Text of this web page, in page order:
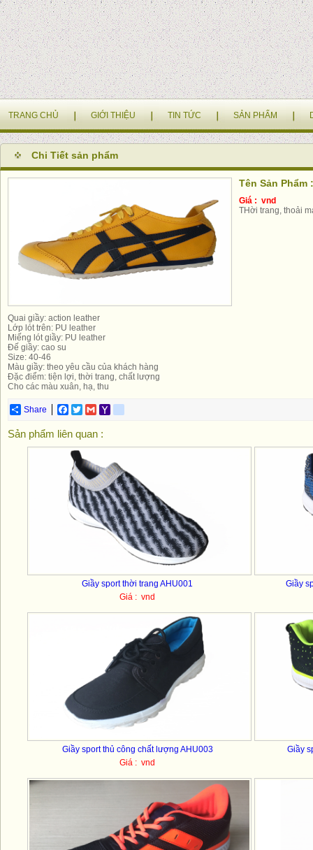
TRANG CHỦ GIỚI THIỆU TIN TỨC SẢN PHẨM
Chi Tiết sản phẩm
Tên Sản Phẩm
Giá : vnd
THời trang, thoải
Quai giầy: action leather
Lớp lót trên: PU leather
Miếng lót giầy: PU leather
Đế giầy: cao su
Size: 40-46
Màu giầy: theo yêu cầu của khách hàng
Đặc điểm: tiện lợi, thời trang, chất lượng
Cho các màu xuân, hạ, thu
Share Facebook
TwitterGmail
Sản phẩm liên quan :
Giầy sport thời trang AHU001
Giá : vnd
Giầy
Giầy sport thủ công chất lượng AHU003
Giá : vnd
Giầy